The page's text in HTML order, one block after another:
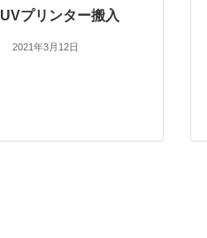
UVプリンター搬入
2021年3月12日